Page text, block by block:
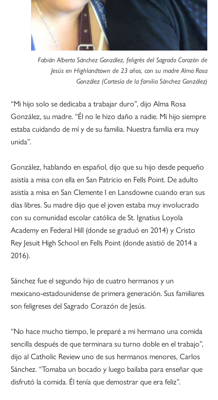
Fabián Alberto Sánchez González, feligrés del Sagrado Corazón de
Jesús en Highlandtown de 23 años, con su madre Alma Rosa
González (Cortesía de la familia Sánchez González)
“Mi hijo solo se dedicaba a trabajar duro”, dijo Alma Rosa
González, su madre. “Él no le hizo daño a nadie. Mi hijo siempre
estaba cuidando de mí y de su familia. Nuestra familia era muy
unida”.
González, hablando en español, dijo que su hijo desde pequeño
asistía a misa con ella en San Patricio en Fells Point. De adulto
asistía a misa en San Clemente I en Lansdowne cuando eran sus
días libres. Su madre dijo que el joven estaba muy involucrado
con su comunidad escolar católica de St. Ignatius Loyola
Academy en Federal Hill (donde se graduó en 2014) y Cristo
Rey Jesuit High School en Fells Point (donde asistió de 2014 a
2016).
Sánchez fue el segundo hijo de cuatro hermanos y un
mexicano-estadounidense de primera generación. Sus familiares
son feligreses del Sagrado Corazón de Jesús.
“No hace mucho tiempo, le preparé a mi hermano una comida
sencilla después de que terminara su turno doble en el trabajo”,
dijo al Catholic Review uno de sus hermanos menores, Carlos
Sánchez. “Tomaba un bocado y luego bailaba para enseñar que
disfrutó la comida. Él tenía que demostrar que era feliz”.